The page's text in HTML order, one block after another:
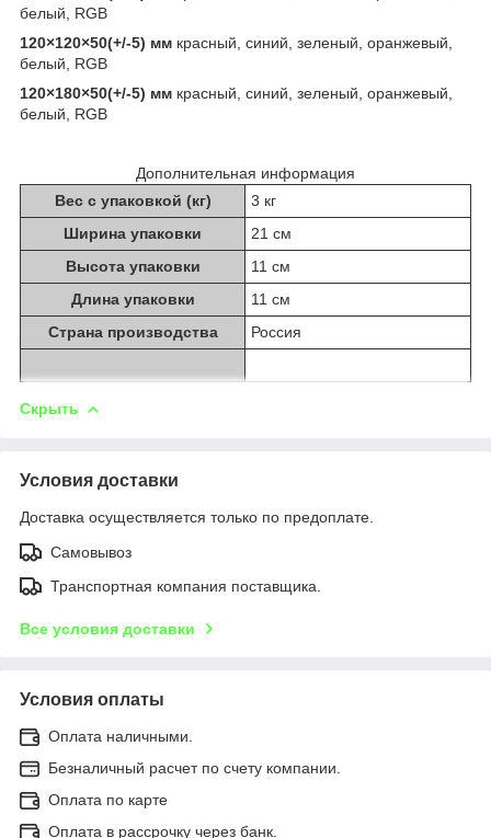
белый, RGB
120×120×50(+/-5) мм красный, синий, зеленый, оранжевый,
белый, RGB
120×180×50(+/-5) мм красный, синий, зеленый, оранжевый,
белый, RGB
Дополнительная информация
Вес с упаковкой (кг)
3 кг
Ширина упаковки
21 см
Высота упаковки
11 см
Длина упаковки
11 см
Страна производства
Россия
Скрыть
Условия доставки
Доставка осуществляется только по предоплате.
Самовывоз
Транспортная компания поставщика.
Все условия доставки
Условия оплаты
Оплата наличными.
Безналичный расчет по счету компании.
Оплата по карте
Оплата в рассрочку через банк.